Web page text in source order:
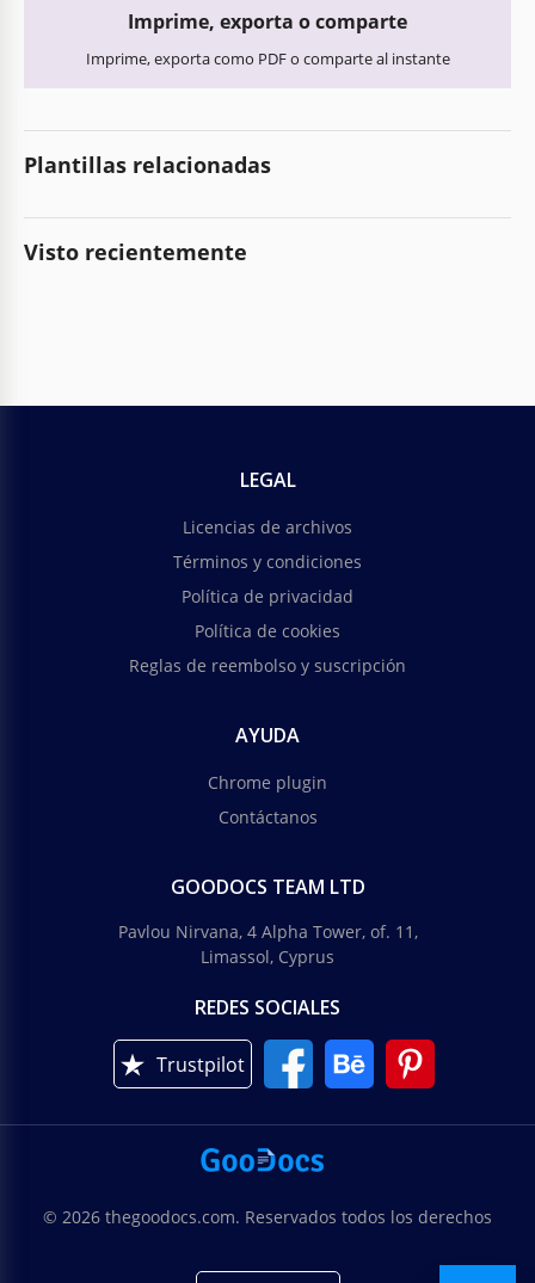
Imprime, exporta o comparte
Imprime, exporta como PDF o comparte al instante
Plantillas relacionadas
Visto recientemente
LEGAL
Licencias de archivos
Términos y condiciones
Política de privacidad
Política de cookies
Reglas de reembolso y suscripción
AYUDA
Chrome plugin
Contáctanos
GOODOCS TEAM LTD
Pavlou Nirvana, 4 Alpha Tower, of. 11,
Limassol, Cyprus
REDES SOCIALES
Trustpilot
© 2026 thegoodocs.com. Reservados todos los derechos